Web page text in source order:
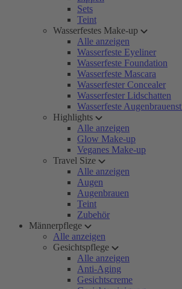
Sets
Teint
Wasserfestes Make-up
Alle anzeigen
Wasserfeste Eyeliner
Wasserfeste Foundation
Wasserfeste Mascara
Wasserfester Concealer
Wasserfester Lidschatten
Wasserfeste
Highlights
Alle anzeigen
Glow Make-up
Veganes Make-up
Travel Size
Alle anzeigen
Augen
Augenbrauen
Teint
Zubehör
Männerpflege
Alle anzeigen
Gesichtspflege
Alle anzeigen
Anti-Aging
Gesichtscreme